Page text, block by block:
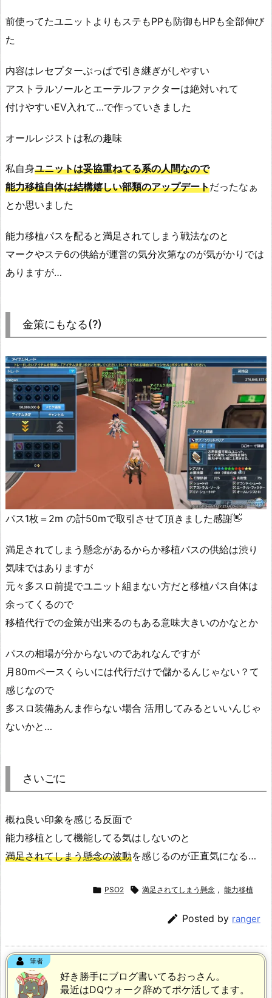
前使ってたユニットよりもステもPPも防御もHPも全部伸び
た
内容はレセプターぶっぱで引き継ぎがしやすい
アストラルソールとエーテルファクターは絶対いれて
付けやすいEV入れて…で作っていきました
オールレジストは私の趣味
私自身ユニットは妥協重ねてる系の人間なので
能力移植自体は結構嬉しい部類のアップデートだったなぁ
とか思いました
能力移植パスを配ると満足されてしまう戦法なのと
マークやステ6の供給が運営の気分次第なのが気がかりでは
ありますが…
金策にもなる(?)
パス1枚＝2m の計50mで取引させて頂きました感謝👋
満足されてしまう懸念があるからか移植パスの供給は渋り
気味ではありますが
元々多スロ前提でユニット組まない方だと移植パス自体は
余ってくるので
移植代行での金策が出来るのもある意味大きいのかなとか
パスの相場が分からないのであれなんですが
月80mペースくらいには代行だけで儲かるんじゃない？て
感じなので
多スロ装備あんま作らない場合 活用してみるといいんじゃ
ないかと…
さいごに
概ね良い印象を感じる反面で
能力移植として機能してる気はしないのと
満足されてしまう懸念の波動を感じるのが正直気になる…
 PSO2  満足されてしまう懸念 , 能力移植
 Posted by ranger
筆者
好き勝手にブログ書いてるおっさん。
最近はDQウォーク辞めてポケ活してます。